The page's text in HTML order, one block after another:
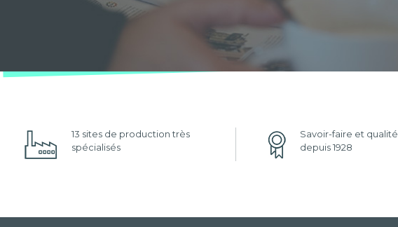
13 sites de production très
spécialisés
Savoir-faire et qualité
depuis 1928